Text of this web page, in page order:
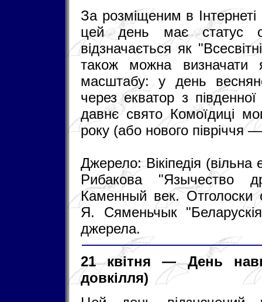
За розміщеним в
цей день має статус
відзначається як
також можна визначати
масштабу: у день
через екватор з
давнє свято Комоїдиці
року (або нового півріччя
Джерело: Вікіпедія (вільна
Рибакова "Язычество
Каменный век. Отголоски
Я. Сяменьчык
джерела.
21 квітня — День
довкілля)